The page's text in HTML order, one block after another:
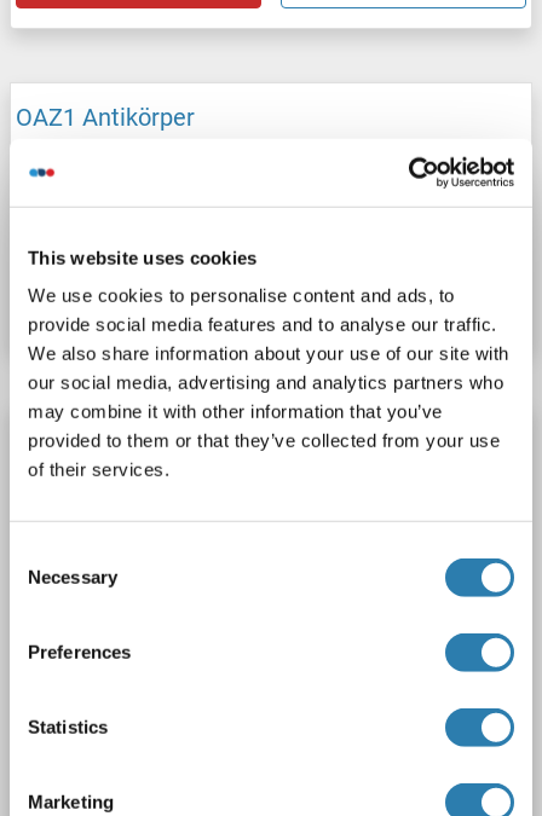
This website uses cookies
We use cookies to personalise content and ads, to
provide social media features and to analyse our traffic.
We also share information about your use of our site with
our social media, advertising and analytics partners who
may combine it with other information that you’ve
provided to them or that they’ve collected from your use
of their services.
Selection
Necessary
Preferences
Statistics
Marketing
OAZ1 Antikörper
IHC, WB
Produktnummer ABIN6760313
Datenblatt Details
OAZ1 Antikörper (AA 14-63)
OAZ1 Reaktivität: Human, Maus, Ratte
1 image